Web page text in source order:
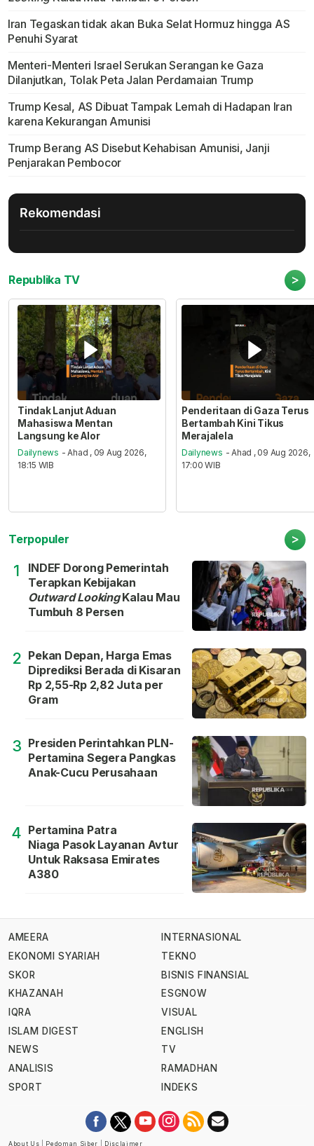
Iran Tegaskan tidak akan Buka Selat Hormuz hingga AS
Penuhi Syarat
Menteri-Menteri Israel Serukan Serangan ke Gaza
Dilanjutkan, Tolak Peta Jalan Perdamaian Trump
Trump Kesal, AS Dibuat Tampak Lemah di Hadapan Iran
karena Kekurangan Amunisi
Trump Berang AS Disebut Kehabisan Amunisi, Janji
Penjarakan Pembocor
Rekomendasi
Republika TV >
Tindak Lanjut Aduan
Mahasiswa Mentan
Langsung ke Alor
Dailynews - Ahad , 09 Aug 2026,
18:15 WIB
Penderitaan di Gaza Terus
Bertambah Kini Tikus
Merajalela
Dailynews - Ahad , 09 Aug 2026,
17:00 WIB
Terpopuler >
1
INDEF Dorong Pemerintah
Terapkan Kebijakan
Outward LookingKalau Mau
Tumbuh 8 Persen
2 Pekan Depan, Harga Emas
Diprediksi Berada di Kisaran
Rp 2,55-Rp 2,82 Juta per
Gram
3 Presiden Perintahkan PLN-
Pertamina Segera Pangkas
Anak-Cucu Perusahaan
4 Pertamina Patra
Niaga Pasok Layanan Avtur
Untuk Raksasa Emirates
A380
AMEERA
EKONOMI SYARIAH
SKOR
KHAZANAH
IQRA
ISLAM DIGEST
NEWS
ANALISIS
SPORT
INTERNASIONAL
TEKNO
BISNIS FINANSIAL
ESGNOW
VISUAL
ENGLISH
TV
RAMADHAN
INDEKS
About Us Pedoman Siber Disclaimer